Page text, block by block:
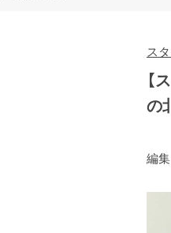
ス
【
の
編